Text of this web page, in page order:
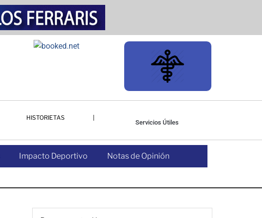
HISTORIETAS
Servicios Útiles
Impacto Deportivo Notas de Opinión